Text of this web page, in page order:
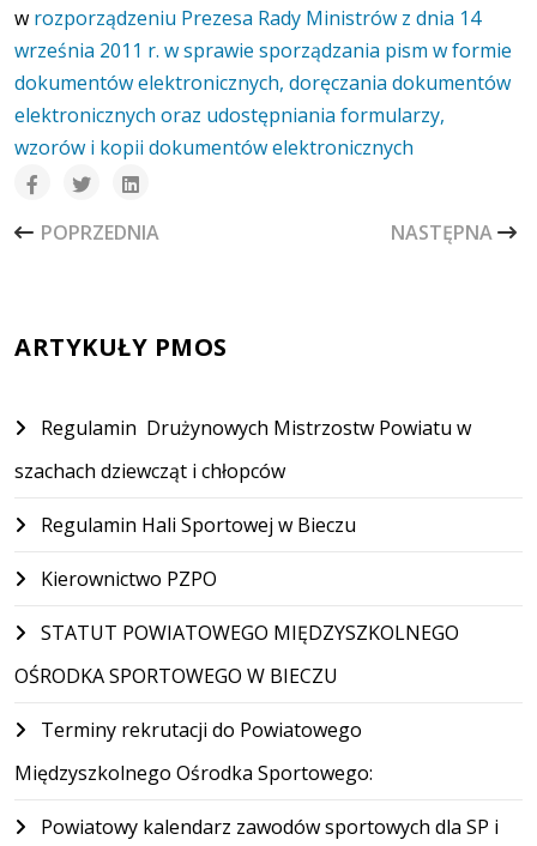
w rozporządzeniu Prezesa Rady Ministrów z dnia 14
września 2011 r. w sprawie sporządzania pism w formie
dokumentów elektronicznych, doręczania dokumentów
elektronicznych oraz udostępniania formularzy,
wzorów i kopii dokumentów elektronicznych
POPRZEDNIA STRONA: STATUT PZPO BIECZ
POPRZEDNIA NASTĘPNA
NASTĘPNA
ARTYKUŁY PMOS
Regulamin Drużynowych Mistrzostw Powiatu w
szachach dziewcząt i chłopców
Regulamin Hali Sportowej w Bieczu
Kierownictwo PZPO
STATUT POWIATOWEGO MIĘDZYSZKOLNEGO
OŚRODKA SPORTOWEGO W BIECZU
Terminy rekrutacji do Powiatowego
Międzyszkolnego Ośrodka Sportowego:
Powiatowy kalendarz zawodów sportowych dla SP i